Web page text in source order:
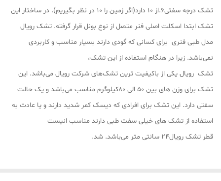
تشک درجه سفتی6.از 10 دارد(اگر زمین را 10 در نظر بگیریم). در ساختار این
تشک ابتدا اسکلت اصلی فنر متصل از نوع بونل قرار گرفته‌. تشک رویال
مدل طبی فنری برای کسانی که گودی دارند بسیار مناسب و کاربردی
نمی‌باشد. زیرا در هنگام استفاده از این تشک،
تشک رویال یکی از باکیفیت ترین تشک‌های شرکت رویال می‌باشد. این
تشک برای وزن های بین 50 الی 80کیلوگرم مناسب می‌باشد و یک حالت
سفتی دارد. این تشک برای افرادی که دیسک کمر شدید دارند و یا عادت به
استفاده از تشک های خیلی سفت طبی دارند مناسب انیست
قطر تشک رویال24 سانتی متر می‌باشد. شد.